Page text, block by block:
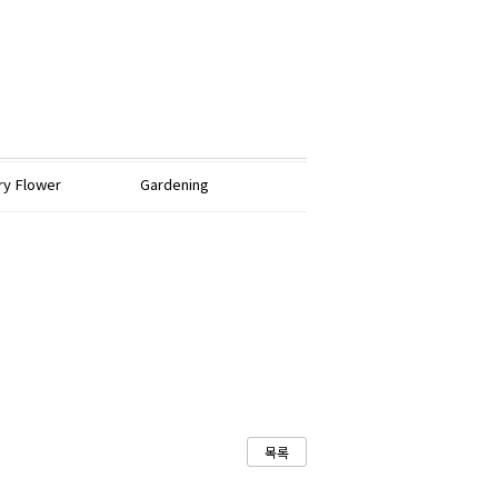
Flower Gardening
목록